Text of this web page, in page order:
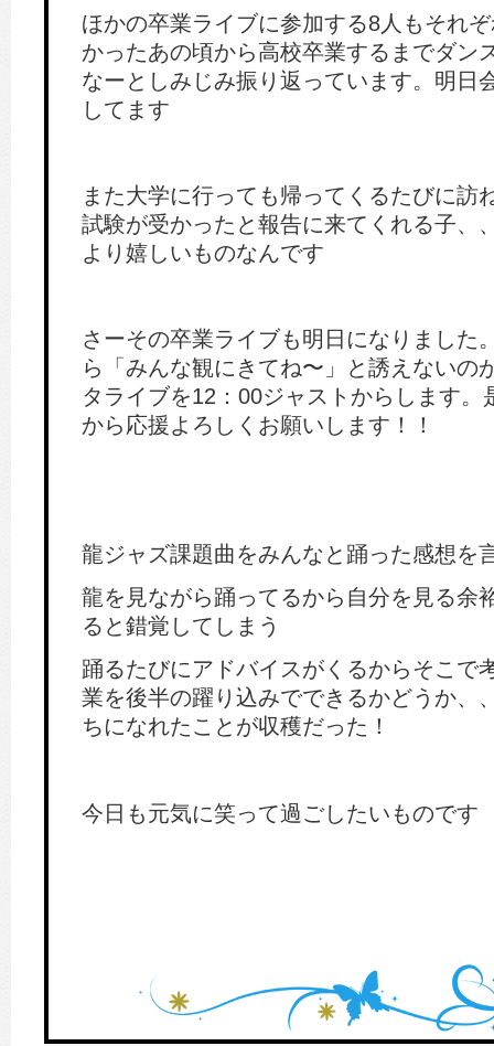
ほかの卒業ライブに参加する8人もそれ
かったあの頃から高校卒業するまでダン
なーとしみじみ振り返っています。明日
してます
また大学に行っても帰ってくるたびに訪
試験が受かったと報告に来てくれる子、
より嬉しいものなんです
さーその卒業ライブも明日になりました
ら「みんな観にきてね〜」と誘えないの
タライブを12：00ジャストからします。
から応援よろしくお願いします！！
龍ジャズ課題曲をみんなと踊った感想を
龍を見ながら踊ってるから自分を見る余
ると錯覚してしまう
踊るたびにアドバイスがくるからそこで
業を後半の躍り込みでできるかどうか、
ちになれたことが収穫だった！
今日も元気に笑って過ごしたいものです